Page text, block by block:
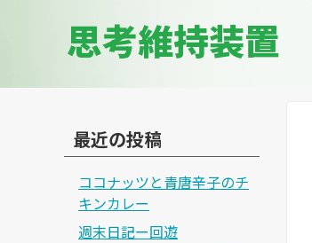
思考維持装置
最近の投稿
ココナッツと青唐辛子のチ
キンカレー
週末日記ー回遊